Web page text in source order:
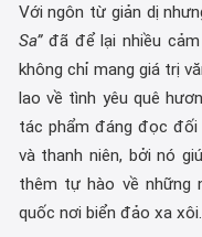
Với ngôn từ giản dị
Sa”đã để lại nhiều
không chỉ mang giá trị
lao về tình yêu quê
tác phẩm đáng đọc
và thanh niên, bởi nó
thêm tự hào về những
quốc nơi biển đảo xa xôi.